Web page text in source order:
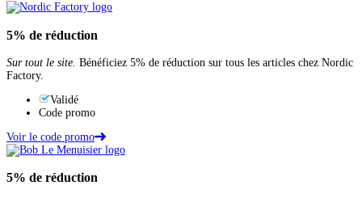
5% de réduction
Sur tout le site. Bénéficiez 5% de réduction sur tous les articles chez Nordic
Factory.
Validé
Code promo
Voir le code promo
5% de réduction